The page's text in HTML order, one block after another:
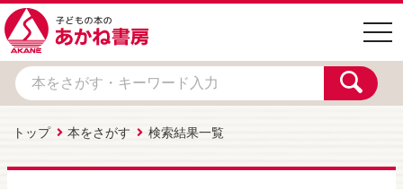
トップ 本をさがす 検索結果一覧